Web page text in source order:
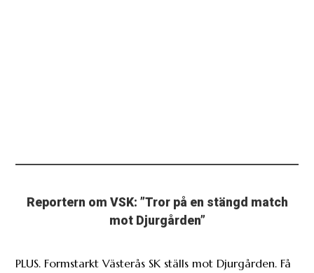
Reportern om VSK: ”Tror på en stängd match
mot Djurgården”
PLUS. Formstarkt Västerås SK ställs mot Djurgården. Få